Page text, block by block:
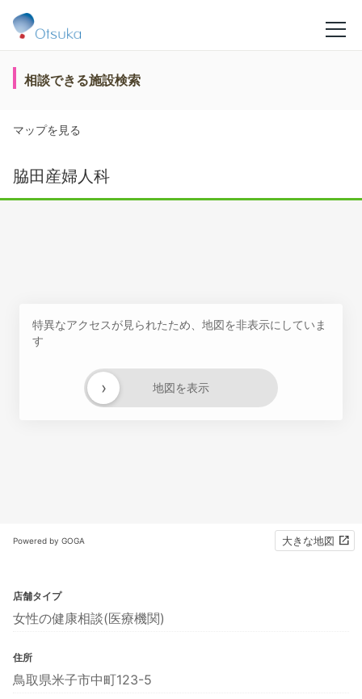
相談できる施設検索
マップを見る
脇田産婦人科
特異なアクセスが見られたため、地図を非表示にしていま
す
地図を表示
›
Powered by GOGA 大きな地図
店舗タイプ
女性の健康相談(医療機関)
住所
鳥取県米子市中町123-5